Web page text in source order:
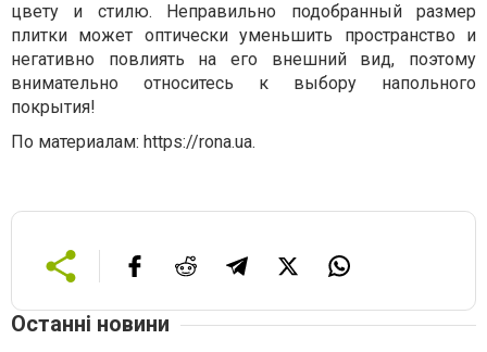
цвету и стилю. Неправильно подобранный размер
плитки может оптически уменьшить пространство и
негативно повлиять на его внешний вид, поэтому
внимательно относитесь к выбору напольного
покрытия!
По материалам: https://rona.ua.
Останні новини